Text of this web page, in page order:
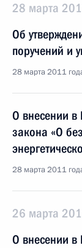
28 марта
Об
поручений и
28 марта 2011
О внесении в
закона «О
28 марта 2011
26 марта
О внесении в